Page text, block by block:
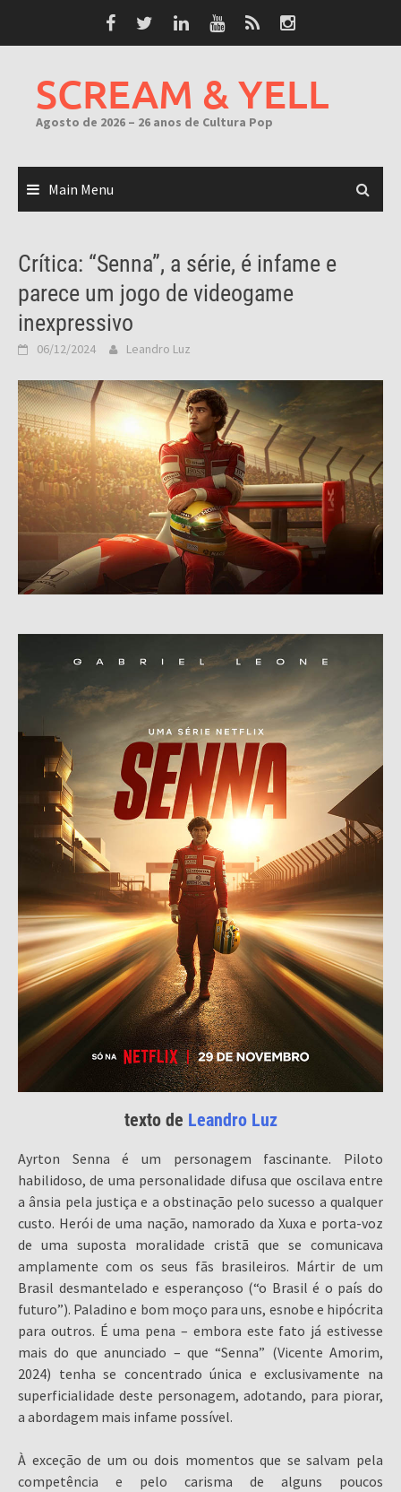
SCREAM & YELL
Agosto de 2026 – 26 anos de Cultura Pop
Main Menu
Crítica: “Senna”, a série, é infame e
parece um jogo de videogame
inexpressivo
06/12/2024 Leandro Luz
texto de Leandro Luz
Ayrton Senna é um personagem fascinante. Piloto
habilidoso, de uma personalidade difusa que oscilava entre
a ânsia pela justiça e a obstinação pelo sucesso a qualquer
custo. Herói de uma nação, namorado da Xuxa e porta-voz
de uma suposta moralidade cristã que se comunicava
amplamente com os seus fãs brasileiros. Mártir de um
Brasil desmantelado e esperançoso (“o Brasil é o país do
futuro”). Paladino e bom moço para uns, esnobe e hipócrita
para outros. É uma pena – embora este fato já estivesse
mais do que anunciado – que “Senna” (Vicente Amorim,
2024) tenha se concentrado única e exclusivamente na
superficialidade deste personagem, adotando, para piorar,
a abordagem mais infame possível.
À exceção de um ou dois momentos que se salvam pela
competência e pelo carisma de alguns poucos